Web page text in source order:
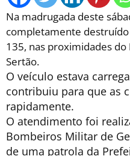
Na madrugada deste
completamente destruído
135, nas proximidades do
Sertão.
O veículo estava
contribuiu para que as
rapidamente.
O atendimento foi
Bombeiros Militar de
de uma patrola da